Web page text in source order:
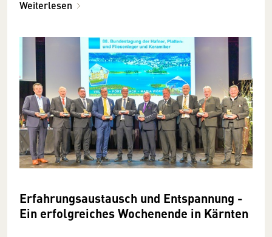
Weiterlesen
Erfahrungsaustausch und Entspannung -
Ein erfolgreiches Wochenende in Kärnten